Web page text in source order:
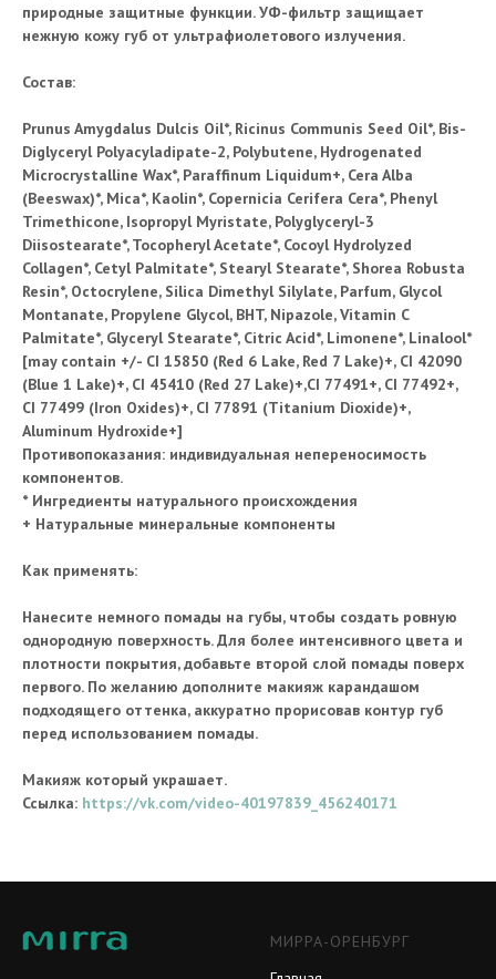
природные защитные функции. УФ-фильтр защищает
нежную кожу губ от ультрафиолетового излучения.
Состав:
Prunus Amygdalus Dulcis Oil*, Ricinus Communis Seed Oil*, Bis-
Diglyceryl Polyacyladipate-2, Polybutene, Hydrogenated
Microcrystalline Wax*, Paraffinum Liquidum+, Cera Alba
(Beeswax)*, Mica*, Kaolin*, Copernicia Cerifera Cera*, Phenyl
Trimethicone, Isopropyl Myristate, Polyglyceryl-3
Diisostearate*, Tocopheryl Acetate*, Cocoyl Hydrolyzed
Collagen*, Cetyl Palmitate*, Stearyl Stearate*, Shorea Robusta
Resin*, Octocrylene, Silica Dimethyl Silylate, Parfum, Glycol
Montanate, Propylene Glycol, BHT, Nipazole, Vitamin C
Palmitate*, Glyceryl Stearate*, Citric Acid*, Limonene*, Linalool*
[may contain +/- CI 15850 (Red 6 Lake, Red 7 Lake)+, CI 42090
(Blue 1 Lake)+, CI 45410 (Red 27 Lake)+,CI 77491+, CI 77492+,
CI 77499 (Iron Oxides)+, CI 77891 (Titanium Dioxide)+,
Aluminum Hydroxide+]
Противопоказания: индивидуальная непереносимость
компонентов.
* Ингредиенты натурального происхождения
+ Натуральные минеральные компоненты
Как применять:
Нанесите немного помады на губы, чтобы создать ровную
однородную поверхность. Для более интенсивного цвета и
плотности покрытия, добавьте второй слой помады поверх
первого. По желанию дополните макияж карандашом
подходящего оттенка, аккуратно прорисовав контур губ
перед использованием помады.
Макияж который украшает.
Ссылка: https://vk.com/video-40197839_456240171
МИРРА-ОРЕНБУРГ